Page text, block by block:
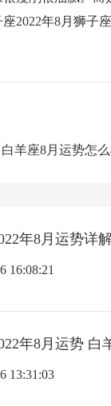
2022年8月狮子
羊座8月运势怎
年8月运势详
16:08:21
年8月运势 白
13:31:03